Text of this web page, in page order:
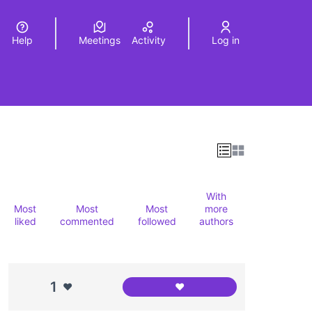
Elegir el idiomaChoose language
Help Meetings Activity Log in
Most
liked
Most
commented
Most
followed
With
more
authors
1 ❤️ ❤️Casal de Barri Congrés i els